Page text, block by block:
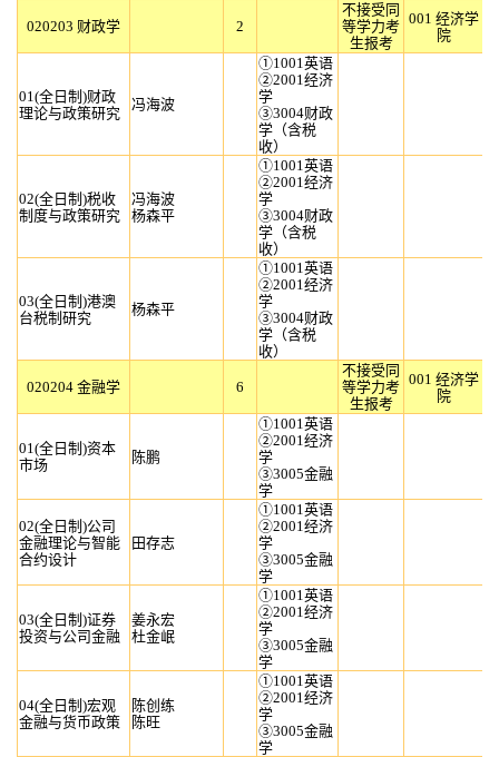
020203 财政学 2
不接受同
等学力考
生报考
001 经济学
院
01(全日制)财政
理论与政策研究
冯海波
①1001英语
②2001经济
学
③3004财政
学（含税
收）
02(全日制)税收
制度与政策研究
冯海波
杨森平
①1001英语
②2001经济
学
③3004财政
学（含税
收）
03(全日制)港澳
台税制研究
杨森平
①1001英语
②2001经济
学
③3004财政
学（含税
收）
020204 金融学 6
不接受同
等学力考
生报考
001 经济学
院
01(全日制)资本
市场
陈鹏
①1001英语
②2001经济
学
③3005金融
学
02(全日制)公司
金融理论与智能
合约设计
田存志
①1001英语
②2001经济
学
③3005金融
学
03(全日制)证券
投资与公司金融
姜永宏
杜金岷
①1001英语
②2001经济
学
③3005金融
学
04(全日制)宏观
金融与货币政策
陈创练
陈旺
①1001英语
②2001经济
学
③3005金融
学